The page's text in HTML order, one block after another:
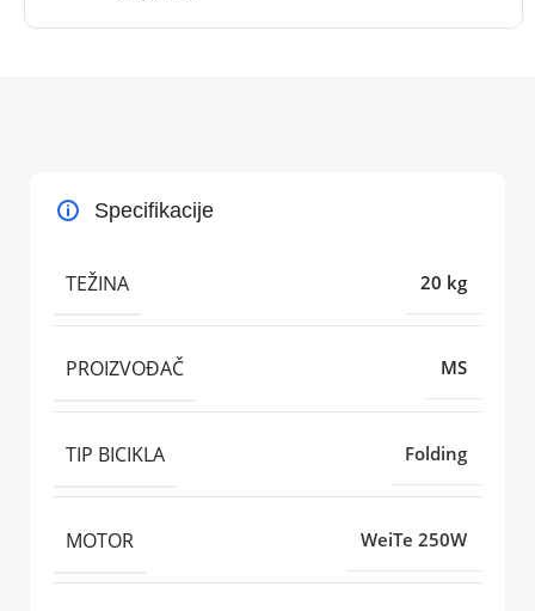
Specifikacije
TEŽINA 20 kg
PROIZVOĐAČ MS
TIP BICIKLA Folding
MOTOR WeiTe 250W